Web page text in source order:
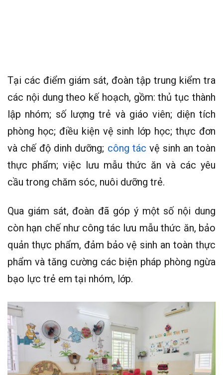
Tại các điểm giám sát, đoàn tập trung kiểm tra
các nội dung theo kế hoạch, gồm: thủ tục thành
lập nhóm; số lượng trẻ và giáo viên; diện tích
phòng học; điều kiện vệ sinh lớp học; thực đơn
và chế độ dinh dưỡng; công tác vệ sinh an toàn
thực phẩm; việc lưu mẫu thức ăn và các yêu
cầu trong chăm sóc, nuôi dưỡng trẻ.
Qua giám sát, đoàn đã góp ý một số nội dung
còn hạn chế như công tác lưu mẫu thức ăn, bảo
quản thực phẩm, đảm bảo vệ sinh an toàn thực
phẩm và tăng cường các biện pháp phòng ngừa
bạo lực trẻ em tại nhóm, lớp.